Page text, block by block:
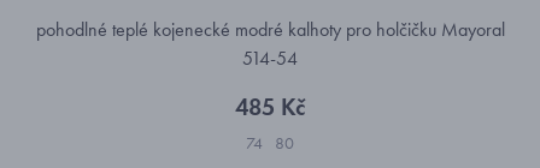
pohodlné teplé kojenecké modré kalhoty pro holčičku Mayoral
514-54
485 Kč
74 80